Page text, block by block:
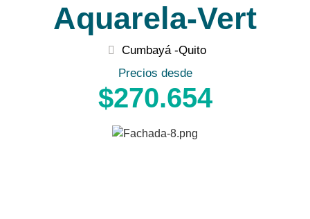
Aquarela-Vert
Cumbayá -Quito
Precios desde
$270.654